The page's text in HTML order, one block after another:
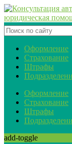
Оформление
Страхование
Штрафы
Оформление
Страхование
Штрафы
add-toggle